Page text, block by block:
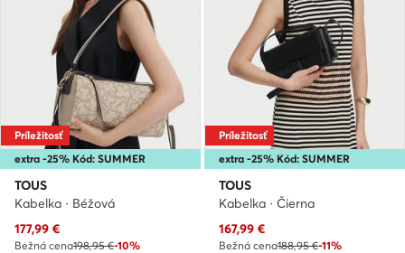
extra -25% Kód: SUMMER
Príležitosť
TOUS
Kabelka · Béžová
Aktuálna cena
177,99 €
Bežná cena198,95 €-10%
extra -25% Kód: SUMMER
Príležitosť
TOUS
Kabelka · Čierna
Aktuálna cena
167,99 €
Bežná cena188,95 €-11%